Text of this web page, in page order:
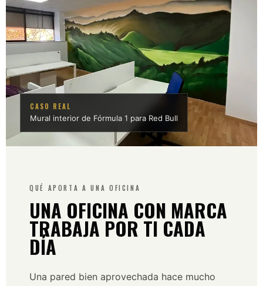
CASO REAL
Mural interior de Fórmula 1 para Red Bull
QUÉ APORTA A UNA OFICINA
UNA OFICINA CON MARCA
TRABAJA POR TI CADA
DÍA
Una pared bien aprovechada hace mucho